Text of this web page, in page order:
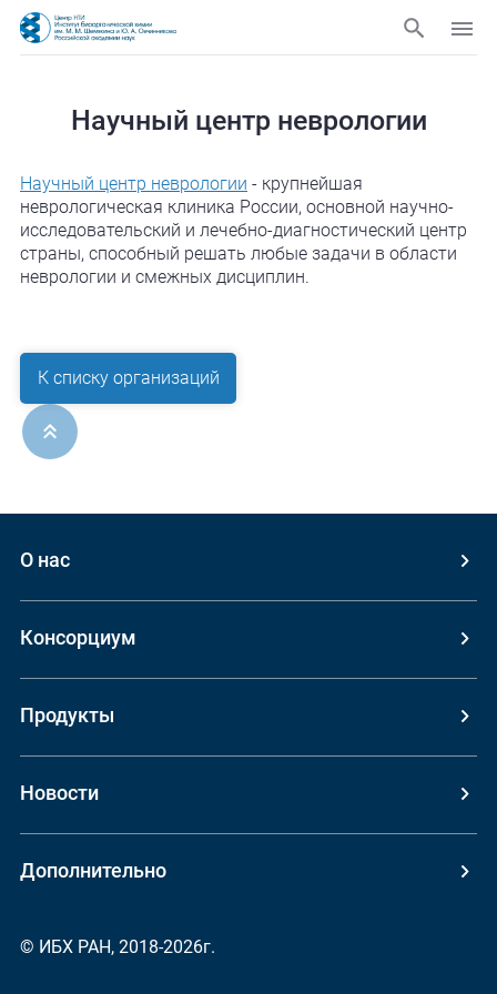
Научный центр неврологии
Научный центр неврологии - крупнейшая
неврологическая клиника России, основной научно-
исследовательский и лечебно-диагностический центр
страны, способный решать любые задачи в области
неврологии и смежных дисциплин.
К списку организаций
О нас
Консорциум
Продукты
Новости
Дополнительно
© ИБХ РАН, 2018-2026г.